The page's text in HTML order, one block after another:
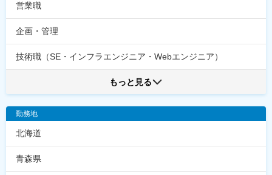
営業職
企画・管理
技術職（SE・インフラエンジニア・Webエンジニア）
もっと見る
勤務地
北海道
青森県